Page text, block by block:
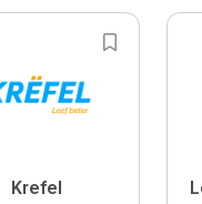
Krefel